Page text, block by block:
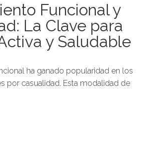
Funcional y
La Clave para
y Saludable
ha ganado popularidad en los
por casualidad. Esta modalidad de